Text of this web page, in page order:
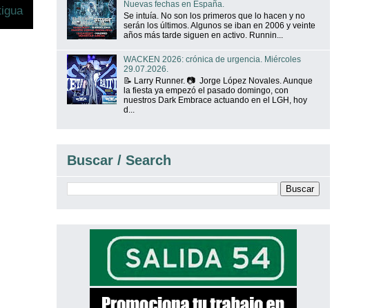
Nuevas fechas en España.
Se intuía. No son los primeros que lo hacen y no
serán los últimos. Algunos se iban en 2006 y veinte
años más tarde siguen en activo. Runnin...
WACKEN 2026: crónica de urgencia. Miércoles
29.07.2026.
📝 Larry Runner. 📷 Jorge López Novales. Aunque
la fiesta ya empezó el pasado domingo, con
nuestros Dark Embrace actuando en el LGH, hoy
d...
Buscar / Search